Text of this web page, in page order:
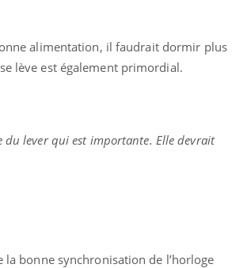
alimentation, il faudrait dormir plus
lève est également primordial.
du lever qui est importante. Elle devrait
bonne synchronisation de l’horloge